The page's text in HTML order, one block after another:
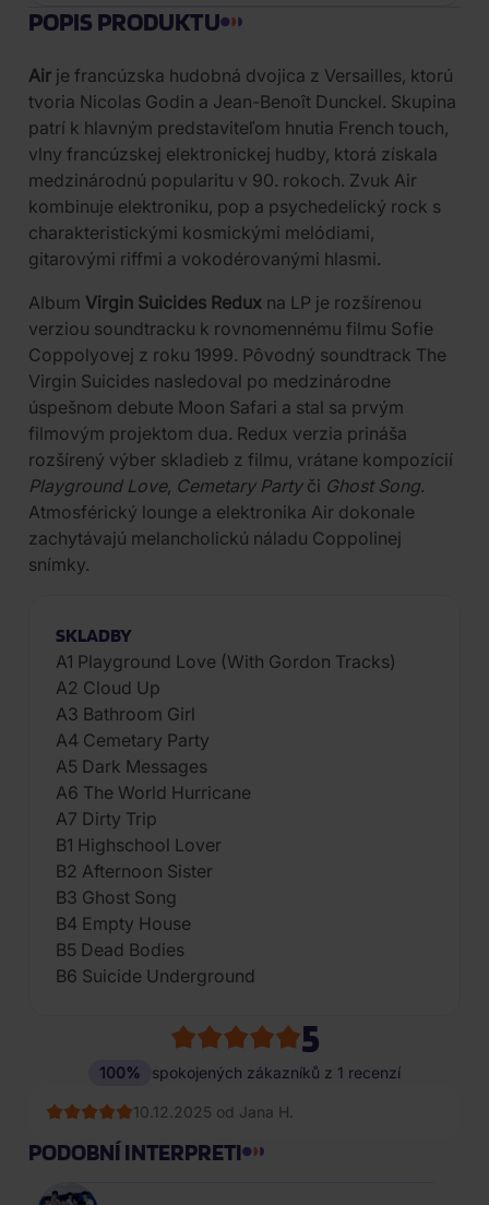
POPIS PRODUKTU
Air je francúzska hudobná dvojica z Versailles, ktorú
tvoria Nicolas Godin a Jean-Benoît Dunckel. Skupina
patrí k hlavným predstaviteľom hnutia French touch,
vlny francúzskej elektronickej hudby, ktorá získala
medzinárodnú popularitu v 90. rokoch. Zvuk Air
kombinuje elektroniku, pop a psychedelický rock s
charakteristickými kosmickými melódiami,
gitarovými riffmi a vokodérovanými hlasmi.
Album Virgin Suicides Redux na LP je rozšírenou
verziou soundtracku k rovnomennému filmu Sofie
Coppolyovej z roku 1999. Pôvodný soundtrack The
Virgin Suicides nasledoval po medzinárodne
úspešnom debute Moon Safari a stal sa prvým
filmovým projektom dua. Redux verzia prináša
rozšírený výber skladieb z filmu, vrátane kompozícií
Playground Love, Cemetary Partyči Ghost Song.
Atmosférický lounge a elektronika Air dokonale
zachytávajú melancholickú náladu Coppolinej
snímky.
SKLADBY
A1 Playground Love (With Gordon Tracks)
A2 Cloud Up
A3 Bathroom Girl
A4 Cemetary Party
A5 Dark Messages
A6 The World Hurricane
A7 Dirty Trip
B1 Highschool Lover
B2 Afternoon Sister
B3 Ghost Song
B4 Empty House
B5 Dead Bodies
B6 Suicide Underground
5
100% spokojených zákazníků z 1 recenzí
10.12.2025 od Jana H.
PODOBNÍ INTERPRETI